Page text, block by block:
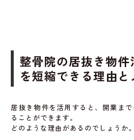
通常の開業では、物件契約から設
った流れで数ヶ月かかることもあり
しかし、居抜き物件ならすでに内装
開業のスピードが大きく違うため、
は特におすすめです。
設備費（ベッドや施術
減できる
ー、ローラーなどの機器が残ってい
これらの機器は1台あたり数十万円
整骨院の居抜き物件
を短縮できる理由と
居抜き物件を活用すると、開業ま
ることができます。
どのような理由があるのでしょうか。